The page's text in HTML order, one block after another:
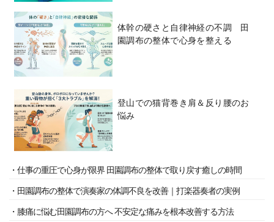
体幹の硬さと自律神経の不調 田
園調布の整体で心身を整える
登山での猫背巻き肩＆反り腰のお
悩み
・仕事の重圧で心身が限界 田園調布の整体で取り戻す癒しの時間
・田園調布の整体で演奏家の体調不良を改善｜打楽器奏者の実例
・膝痛に悩む田園調布の方へ 不安定な痛みを根本改善する方法